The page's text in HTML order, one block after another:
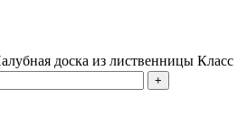
доска из лиственницы Класс